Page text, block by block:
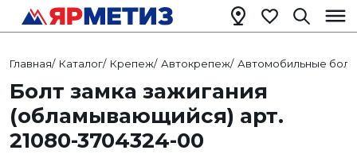
Главная/ Каталог/ Крепеж/ Автокрепеж/ Автомобильные
Болт замка зажигания
(обламывающийся) арт.
21080-3704324-00